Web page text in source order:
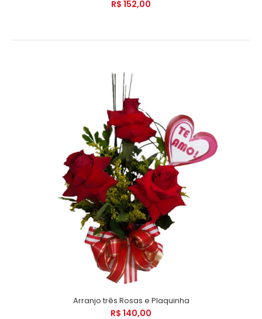
R$ 152,00
Arranjo três Rosas e Plaquinha
R$ 140,00